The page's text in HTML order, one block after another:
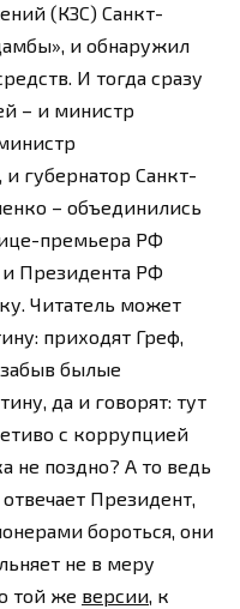
(КЗС) Санкт-
и обнаружил
И тогда сразу
– и министр
губернатор Санкт-
– объединились
премьера РФ
Президента РФ
Читатель может
приходят Греф,
былые
да и говорят: тут
с коррупцией
не поздно? А то ведь
Президент,
бороться, они
не в меру
той же версии, к